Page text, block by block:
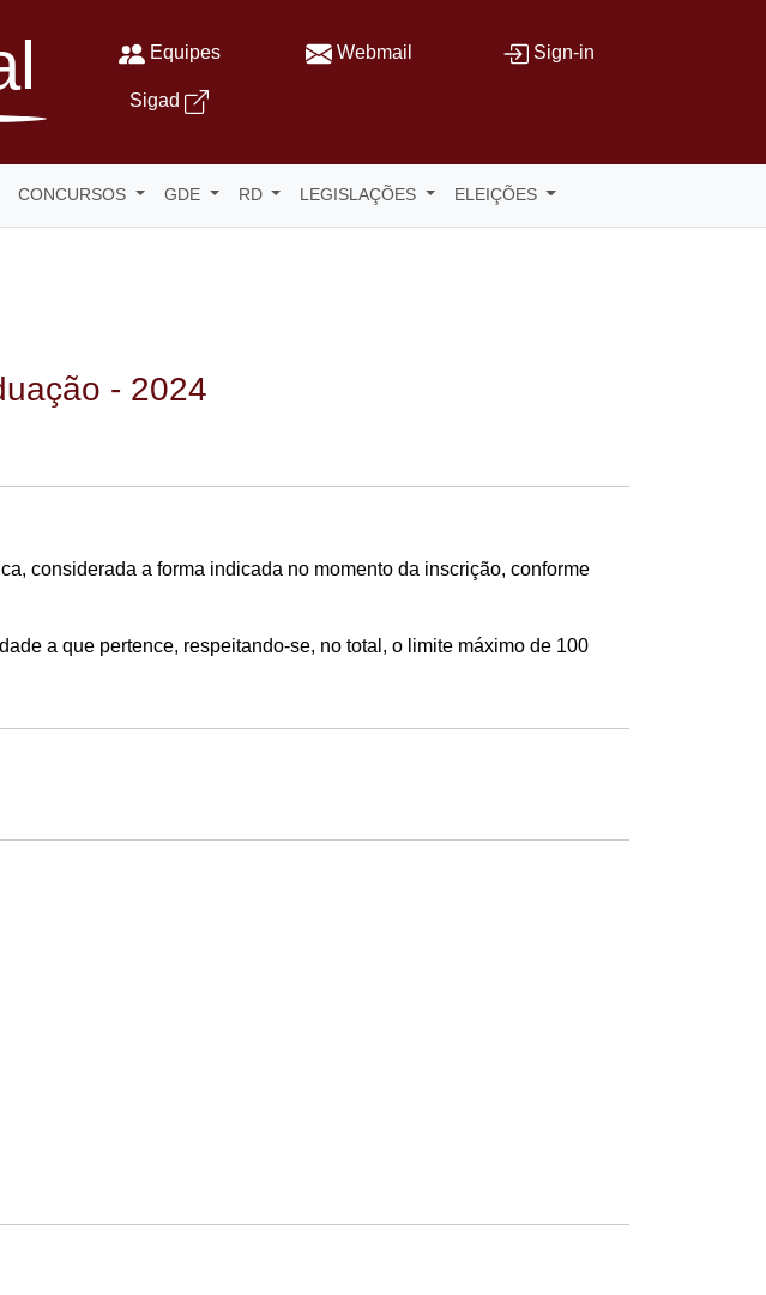
Equipes Webmail Sign-in
Sigad
CONCURSOS GDE RD LEGISLAÇÕES ELEIÇÕES
- 2024
considerada a forma indicada no momento da inscrição, conforme
a que pertence, respeitando-se, no total, o limite máximo de 100